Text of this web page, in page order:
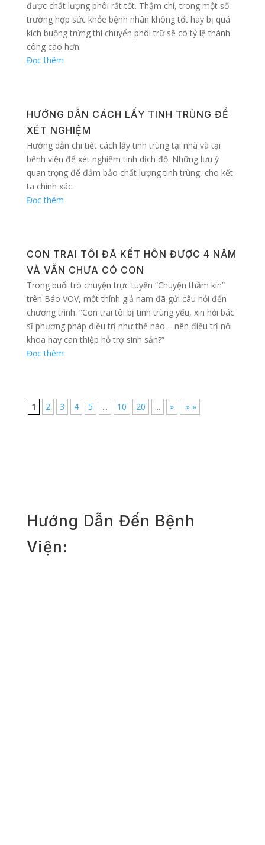
được chất lượng phôi rất tốt. Thậm chí, trong một số
trường hợp sức khỏe bệnh nhân không tốt hay bị quá
kích buồng trứng thì chuyển phôi trữ sẽ có tỷ lệ thành
công cao hơn.
Đọc thêm
HƯỚNG DẪN CÁCH LẤY TINH TRÙNG ĐỂ
XÉT NGHIỆM
Hướng dẫn chi tiết cách lấy tinh trùng tại nhà và tại
bệnh viện để xét nghiệm tinh dịch đồ. Những lưu ý
quan trọng để đảm bảo chất lượng tinh trùng, cho kết
ta chính xác.
Đọc thêm
CON TRAI TÔI ĐÃ KẾT HÔN ĐƯỢC 4 NĂM
VÀ VẪN CHƯA CÓ CON
Trong buổi trò chuyện trực tuyến “Chuyện thầm kín”
trên Báo VOV, một thính giả nam đã gửi câu hỏi đến
chương trình: “Con trai tôi bị tinh trùng yếu, xin hỏi bác
sĩ phương pháp điều trị như thế nào – nên điều trị nội
khoa hay can thiệp hỗ trợ sinh sản?”
Đọc thêm
1 2 3 4 5 ... 10 20 ... » » »
Hướng Dẫn Đến Bệnh
Viện: